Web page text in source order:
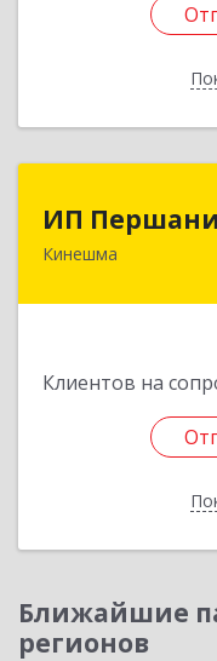
ИП
Кинешма
Клиентов на
Ближайшие
регионов